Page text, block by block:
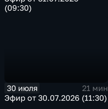
(09:30)
30 июля
21 мин
Эфир от 30.07.2026 (11:30)